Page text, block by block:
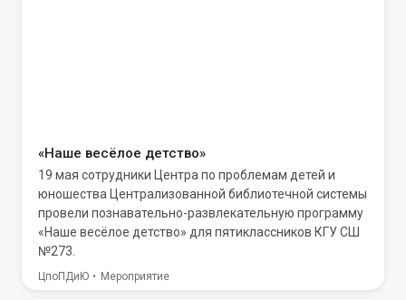
«Наше весёлое детство»
19 мая сотрудники Центра по проблемам детей и
юношества Централизованной библиотечной системы
провели познавательно-развлекательную программу
«Наше весёлое детство» для пятиклассников КГУ СШ
№273.
ЦпоПДиЮ Мероприятие